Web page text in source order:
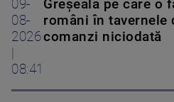
09-
08-
2026
08:41
Greșeala pe care o
români în tavernele
comanzi niciodată